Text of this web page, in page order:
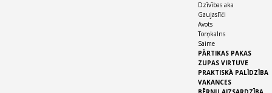
Dzīvības aka
Gaujaslīči
Avots
Torņkalns
Saime
PĀRTIKAS PAKAS
ZUPAS VIRTUVE
PRAKTISKĀ PALĪDZĪBA
VAKANCES